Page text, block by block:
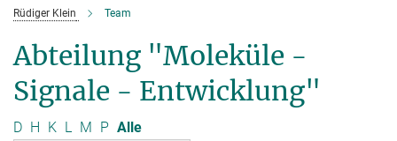
Rüdiger Klein Team
Abteilung "Moleküle -
Signale - Entwicklung"
D H K L M P Alle